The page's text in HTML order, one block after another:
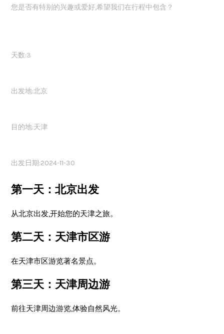
您是否有特别的兴趣或爱好,希望我们在行程中包含？
天数:3
出发地:北京
目的地:天津
出发日期:2024-11-30
第一天：北京出发
从北京出发,开始您的天津之旅。
第二天：天津市区游
在天津市区游览著名景点。
第三天：天津周边游
前往天津周边游览,体验自然风光。